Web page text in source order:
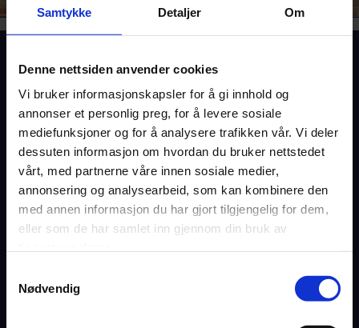
Samtykke Detaljer Om
Denne nettsiden anvender cookies
Vi bruker informasjonskapsler for å gi innhold og
annonser et personlig preg, for å levere sosiale
mediefunksjoner og for å analysere trafikken vår. Vi deler
dessuten informasjon om hvordan du bruker nettstedet
vårt, med partnerne våre innen sosiale medier,
annonsering og analysearbeid, som kan kombinere den
med annen informasjon du har gjort tilgjengelig for dem,
eller som de har samlet inn gjennom din bruk av
Nødvendig
Løsninger
Kompetanse
Drift & Support
Suksesshistorier
Aktuelt